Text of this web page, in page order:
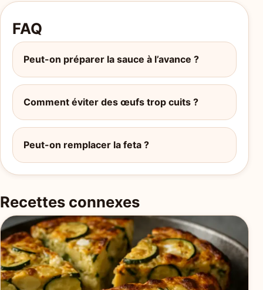
FAQ
Peut-on préparer la sauce à l’avance ?
Comment éviter des œufs trop cuits ?
Peut-on remplacer la feta ?
Recettes connexes